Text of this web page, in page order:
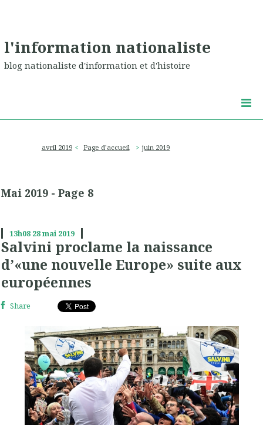
l'information nationaliste
blog nationaliste d'information et d'histoire
avril 2019 Page d'accueil juin 2019
Mai 2019 - Page 8
13h08 28mai 2019
Salvini proclame la naissance
d’«une nouvelle Europe» suite aux
européennes
Share